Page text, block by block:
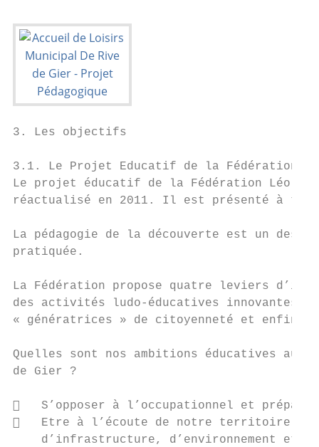
3. Les objectifs
3.1. Le Projet Educatif de la Fédération
Le projet éducatif de la Fédération Léo
réactualisé en 2011. Il est présenté à tous
La pédagogie de la découverte est un
pratiquée.
La Fédération propose quatre leviers
des activités ludo-éducatives innovantes
« génératrices » de citoyenneté et
Quelles sont nos ambitions éducatives
de Gier ?
   S’opposer à l’occupationnel et
   Etre à l’écoute de notre territoire :
d’infrastructure, d’environnement et